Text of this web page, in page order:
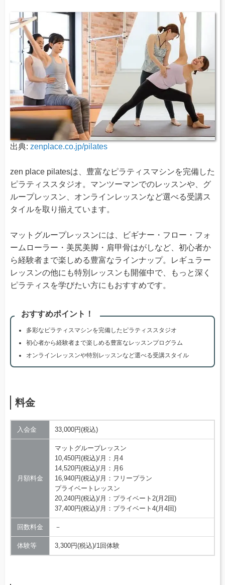
出典: zenplace.co.jp/pilates
zen place pilatesは、豊富なピラティスマシンを完備した
ピラティススタジオ。マンツーマンでのレッスンや、グ
ループレッスン、オンラインレッスンなど選べる受講ス
タイルを取り揃えています。
マットグループレッスンには、ビギナー・フロー・フォ
ームローラー・美尻美脚・肩甲骨はがしなど、初心者か
ら経験者まで楽しめる豊富なラインナップ。レギュラー
レッスンの他にも特別レッスンも開催中で、もっと深く
ピラティスを学びたい方にもおすすめです。
おすすめポイント！
多彩なピラティスマシンを完備したピラティススタジオ
初心者から経験者まで楽しめる豊富なレッスンプログラム
オンラインレッスンや特別レッスンなど選べる受講スタイル
料金
入会金 33,000円(税込)
月額料金
マットグループレッスン
10,450円(税込)/月：月4
14,520円(税込)/月：月6
16,940円(税込)/月：フリープラン
プライベートレッスン
20,240円(税込)/月：プライベート2(月2回)
37,400円(税込)/月：プライベート4(月4回)
回数料金 －
体験等 3,300円(税込)/1回体験